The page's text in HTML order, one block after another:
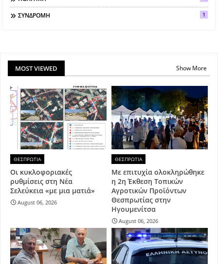
ΣΥΝΔΡΟΜΗ 1
MOST VIEWED Show More
ΘΕΣΠΡΩΤΙΑ
Οι κυκλοφοριακές
ρυθμίσεις στη Νέα
Σελεύκεια «με μια ματιά»
August 06, 2026
ΘΕΣΠΡΩΤΙΑ
Με επιτυχία ολοκληρώθηκε
η 2η Έκθεση Τοπικών
Αγροτικών Προϊόντων
Θεσπρωτίας στην
Ηγουμενίτσα
August 06, 2026